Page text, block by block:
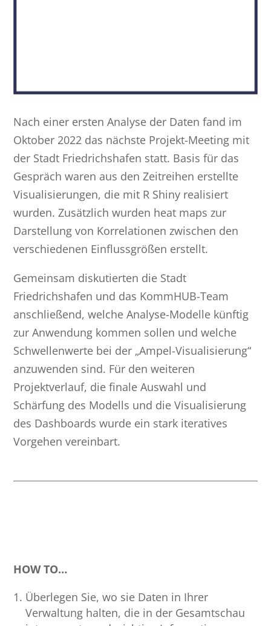
Nach einer ersten Analyse der Daten fand im
Oktober 2022 das nächste Projekt-Meeting mit
der Stadt Friedrichshafen statt. Basis für das
Gespräch waren aus den Zeitreihen erstellte
Visualisierungen, die mit R Shiny realisiert
wurden. Zusätzlich wurden heat maps zur
Darstellung von Korrelationen zwischen den
verschiedenen Einflussgrößen erstellt.
Gemeinsam diskutierten die Stadt
Friedrichshafen und das KommHUB-Team
anschließend, welche Analyse-Modelle künftig
zur Anwendung kommen sollen und welche
Schwellenwerte bei der „Ampel-Visualisierung“
anzuwenden sind. Für den weiteren
Projektverlauf, die finale Auswahl und
Schärfung des Modells und die Visualisierung
des Dashboards wurde ein stark iteratives
Vorgehen vereinbart.
HOW TO…
Überlegen Sie, wo sie Daten in Ihrer
Verwaltung halten, die in der Gesamtschau